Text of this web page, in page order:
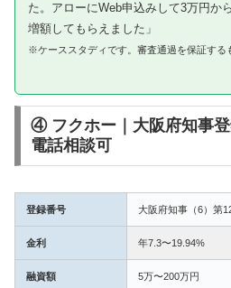
た。アローにWeb申込みして3万円か
増額してもらえました」
※ケーススタディです。審査通過を保証する
④ フクホー｜大阪府知事
電話相談可
登録番号 大阪府知事（6）第
金利 年7.3〜19.94%
融資額 5万〜200万円